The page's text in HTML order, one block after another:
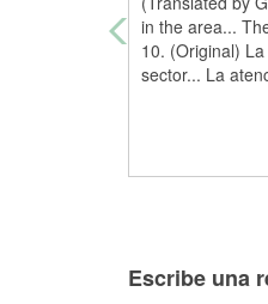
in the area...
10. (Original)
sector... La
Escribe una